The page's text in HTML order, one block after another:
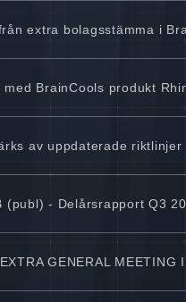
extra bolagsstämma i
med BrainCools produkt
av uppdaterade
(publ) - Delårsrapport Q3
GENERAL MEETING